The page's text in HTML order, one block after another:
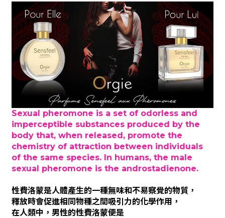
Sexual pheromone is a set of odorless and
imperceptible substances produced by the
body that, when released, promote the
chemistry of attraction between individuals
of the same species. In humans, the male
sexual pheromone is the androstadienone.
性費洛蒙是人體產生的一種無味和不易察覺的物質，
釋放時會促進相同物種之間吸引力的化學作用，
在人類中，男性的性費洛蒙便是